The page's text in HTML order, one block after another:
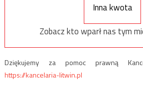
Inna kwota
Zobacz kto wparł nas tym
Dziękujemy za pomoc prawną
https://kancelaria-litwin.pl